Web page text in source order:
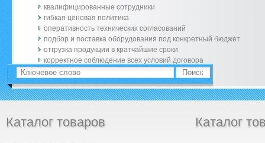
квалифицированные сотрудники
гибкая ценовая политика
оперативность технических согласований
подбор и поставка оборудования под конкретный бюджет
отгрузка продукции в кратчайшие сроки
корректное соблюдение всех условий договора
Каталог товаров Каталог